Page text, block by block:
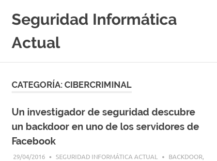
contenido
Seguridad Informática
Actual
Seguridad
y
Etico
|
CATEGORÍA:CIBERCRIMINAL
Un investigador de seguridad descubre
un backdoor en uno de los servidores de
Facebook
29/04/2016 SEGURIDAD INFORMÁTICA ACTUAL BACKDOOR,